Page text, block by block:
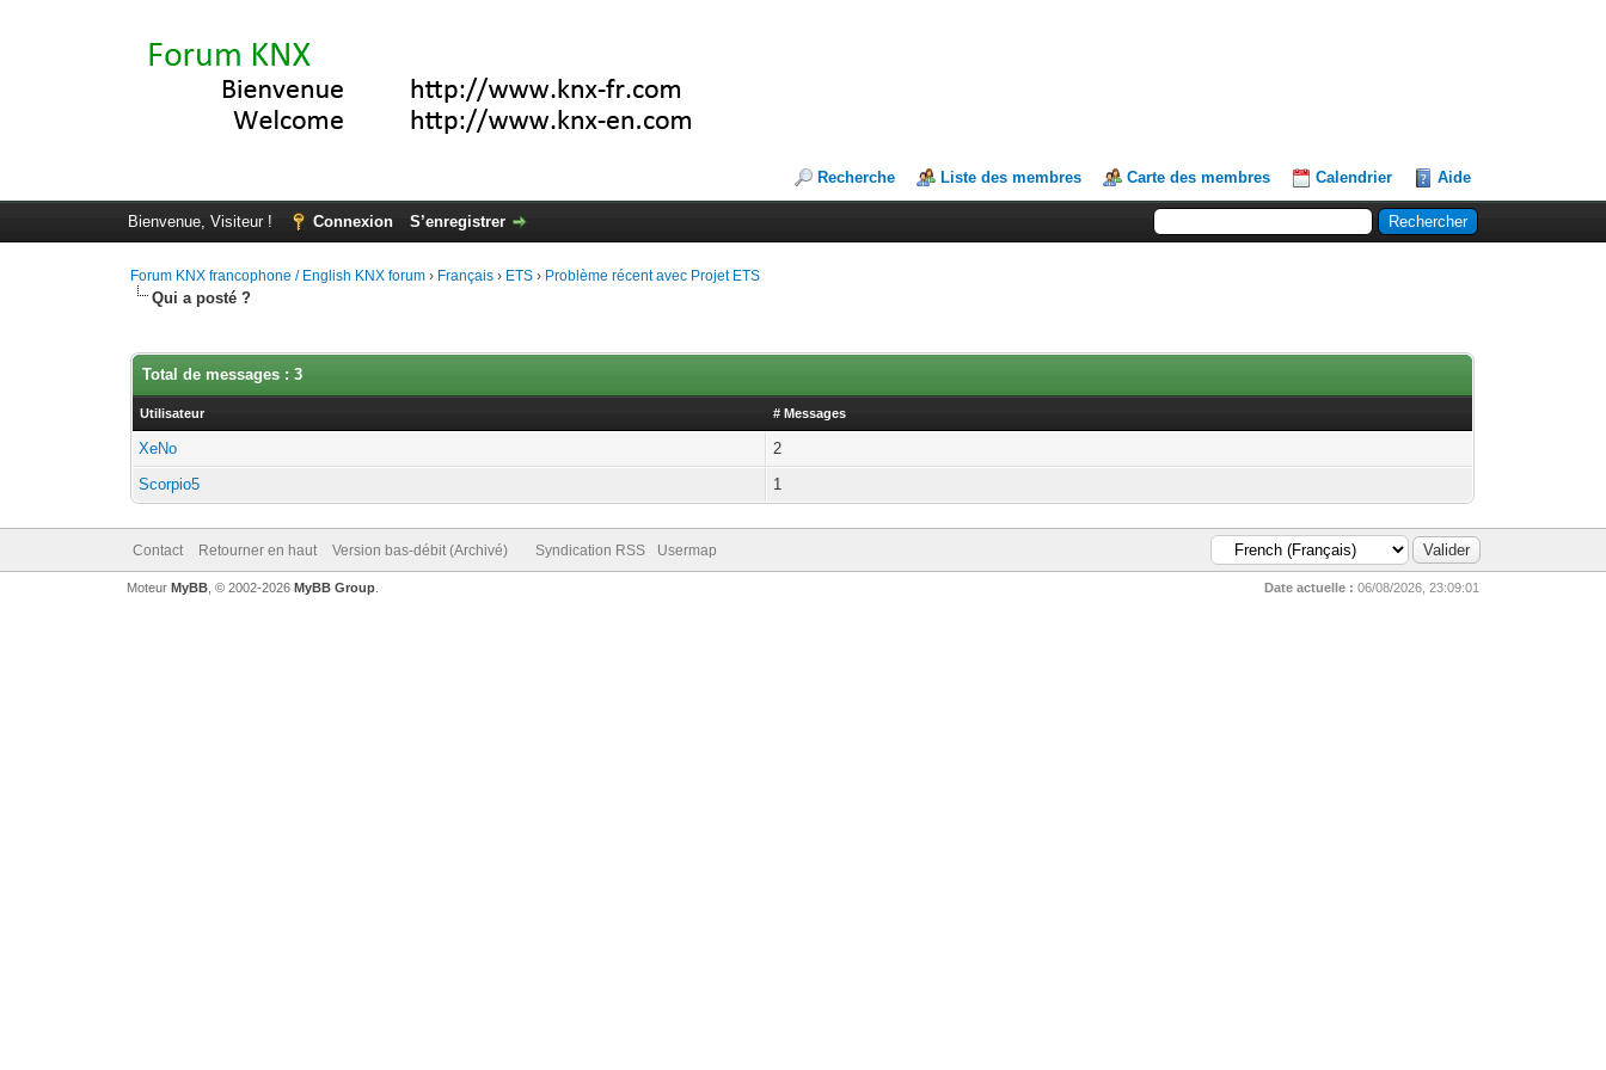
Recherche Liste des membres Carte des membres Calendrier Aide
Bienvenue, Visiteur ! Connexion S’enregistrer
Forum KNX francophone / English KNX forum › Français › ETS › Problème récent avec Projet ETS
Qui a posté ?
Total de messages : 3
Utilisateur # Messages
XeNo
2
Scorpio5
1
Contact Retourner en haut Version bas-débit (Archivé) Syndication RSS Usermap
Date actuelle : 06/08/2026, 23:09:01
Moteur MyBB, © 2002-2026 MyBB Group.